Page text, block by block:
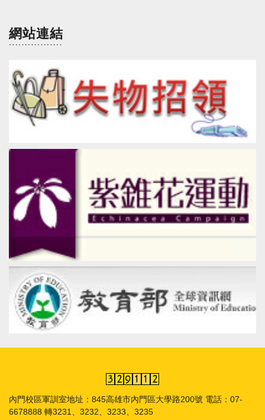
網站連結
內門校區軍訓室地址：845高雄市內門區大學路200號 電話：07-
6678888 轉3231、3232、3233、3235